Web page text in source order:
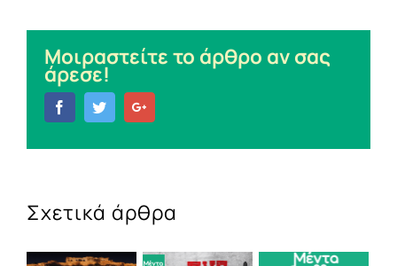
Μοιραστείτε το άρθρο αν σας
άρεσε!
FacebookTwitter
Σχετικά άρθρα